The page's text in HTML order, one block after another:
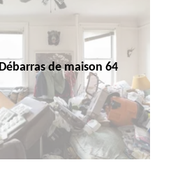
Débarras de maison 64